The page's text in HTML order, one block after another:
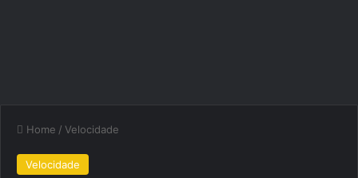
Home / Velocidade
Velocidade